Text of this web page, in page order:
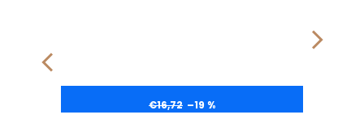
€16,72 –19 %